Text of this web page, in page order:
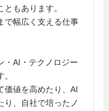
もあります。
で幅広く支える仕事
・AI・テクノロジー
価値を高めたり、AI
り、自社で培ったノ